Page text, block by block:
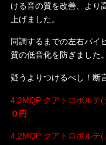
ける音の質を改善、より
上げました。
同調するまでの左右パイ
質の低音化を防ぎました。
疑うよりつけるべし！断
4.2MQP クアトロポルテ
０円
4.2MQP クアトロポルテ